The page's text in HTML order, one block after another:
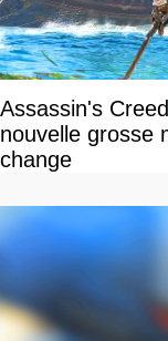
Assassin's
nouvelle grosse
change